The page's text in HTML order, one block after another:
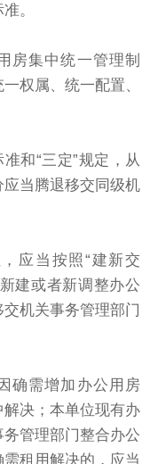
。
集中统一管理制
权属、统一配置、
和“三定”规定，从
当腾退移交同级机
应当按照“建新交
建或者新调整办公
机关事务管理部门
确需增加办公用房
决；本单位现有办
管理部门整合办公
租用解决的，应当